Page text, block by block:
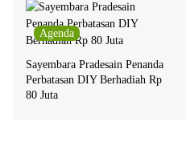
Agenda
Sayembara Pradesain Penanda
Perbatasan DIY Berhadiah Rp
80 Juta